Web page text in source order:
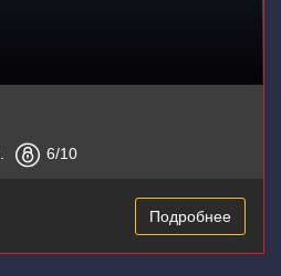
6/10
Подробнее